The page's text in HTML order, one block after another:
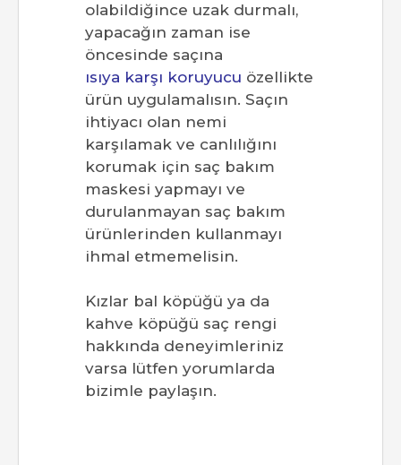
olabildiğince uzak durmalı,
yapacağın zaman ise
öncesinde saçına
ısıya karşı koruyucu özellikte
ürün uygulamalısın. Saçın
ihtiyacı olan nemi
karşılamak ve canlılığını
korumak için saç bakım
maskesi yapmayı ve
durulanmayan saç bakım
ürünlerinden kullanmayı
ihmal etmemelisin.
Kızlar bal köpüğü ya da
kahve köpüğü saç rengi
hakkında deneyimleriniz
varsa lütfen yorumlarda
bizimle paylaşın.